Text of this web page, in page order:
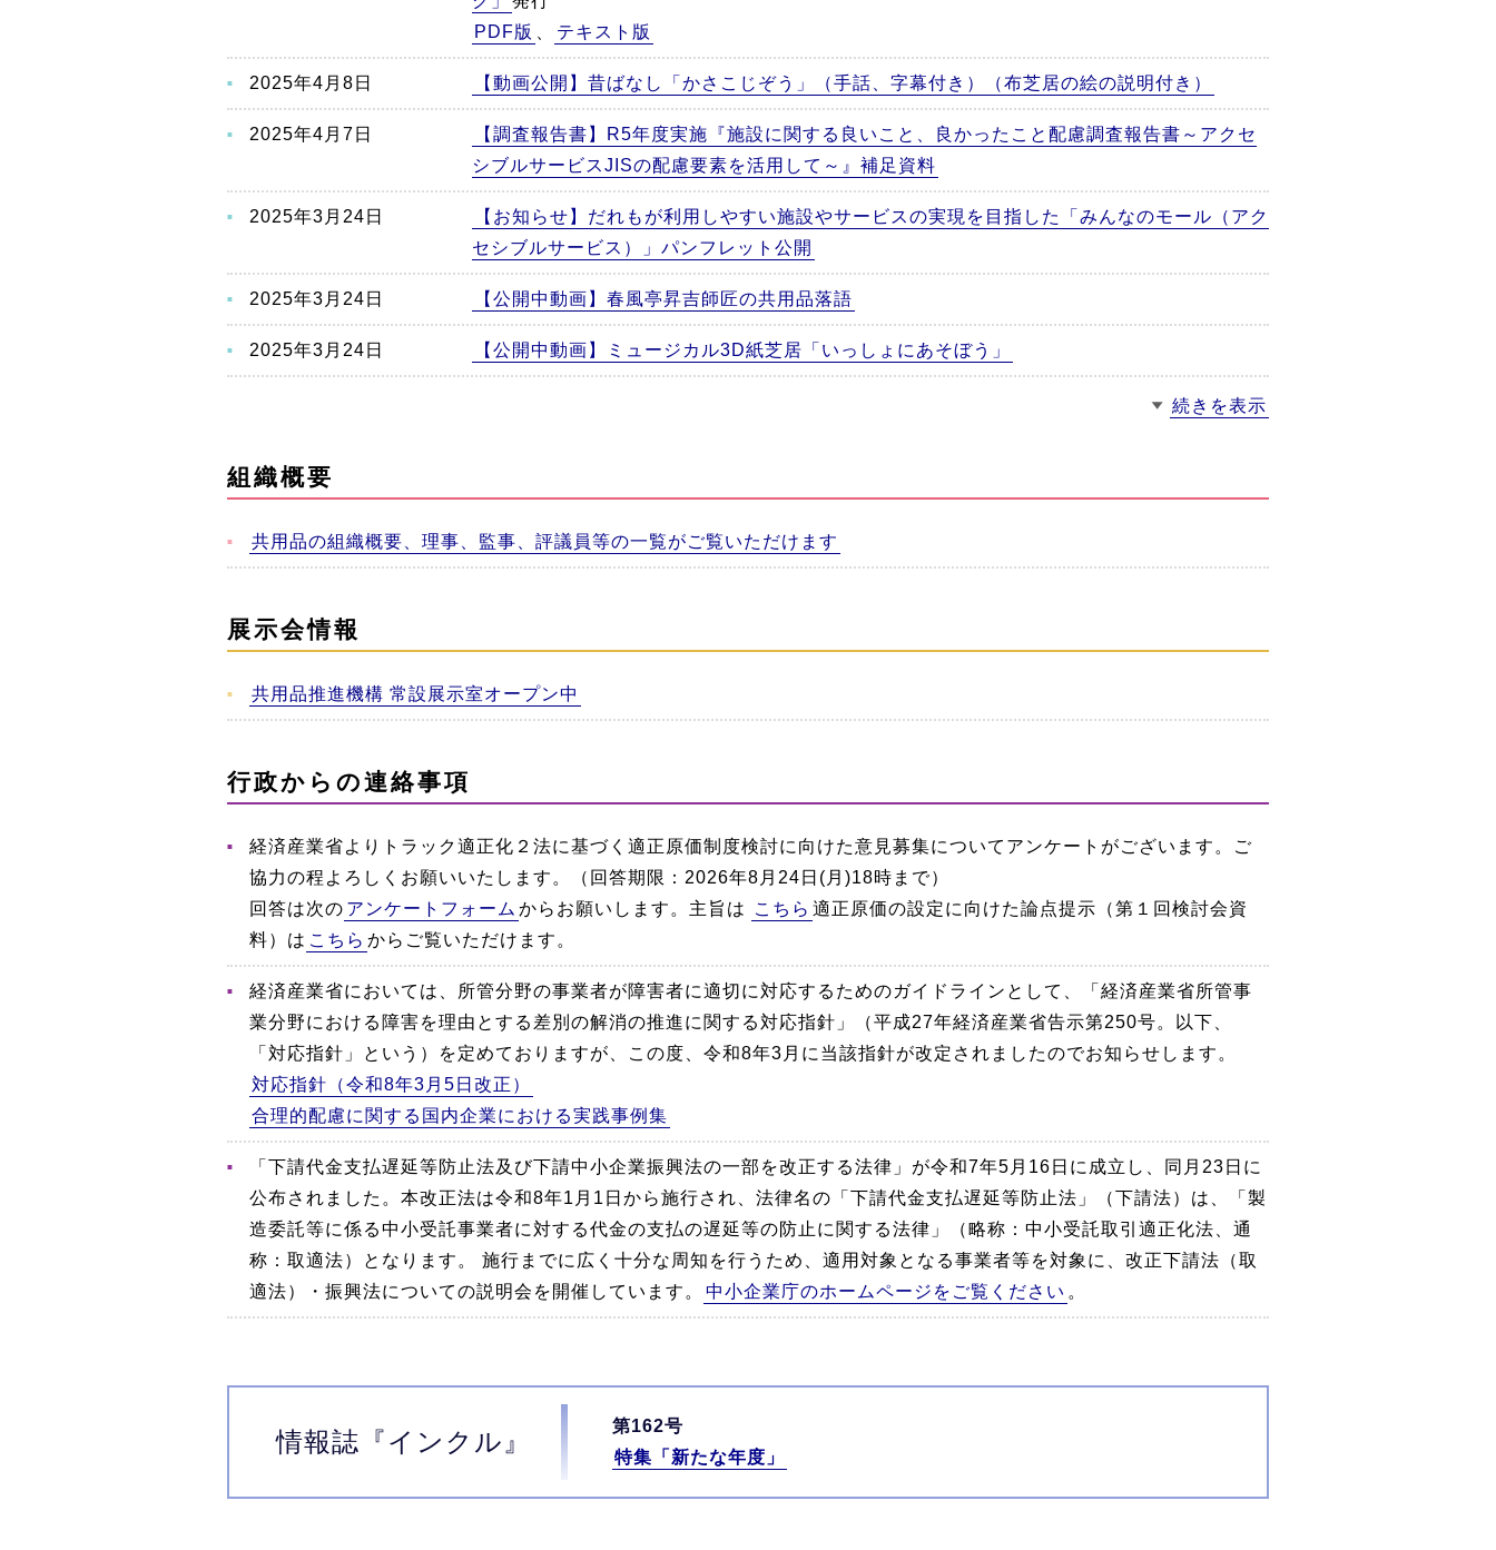
PDF版
テキスト版
2025年4月8日 【動画公開】昔ばなし「かさこじぞう」（手話、字幕付き）（布芝居の絵の説明付き）
2025年4月7日
【調査報告書】R5年度実施『施設に関する良いこと、良かったこと配慮調査報告書～アクセ
シブルサービスJISの配慮要素を活用して～』補足資料
2025年3月24日
【お知らせ】だれもが利用しやすい施設やサービスの実現を目指した「みんなのモール（アク
セシブルサービス）」パンフレット公開
2025年3月24日 【公開中動画】春風亭昇吉師匠の共用品落語
2025年3月24日 【公開中動画】ミュージカル3D紙芝居「いっしょにあそぼう」
続きを表示
組織概要
共用品の組織概要、理事、監事、評議員等の一覧がご覧いただけます
展示会情報
共用品推進機構 常設展示室オープン中
行政からの連絡事項
経済産業省よりトラック適正化２法に基づく適正原価制度検討に向けた意見募集についてアンケートがございます。ご
協力の程よろしくお願いいたします。（回答期限：2026年8月24日(月)18時まで）
回答は次の アンケートフォーム からお願いします。主旨は こちら 適正原価の設定に向けた論点提示（第１回検討会資
料）は こちら からご覧いただけます。
経済産業省においては、所管分野の事業者が障害者に適切に対応するためのガイドラインとして、「経済産業省所管事
業分野における障害を理由とする差別の解消の推進に関する対応指針」（平成27年経済産業省告示第250号。以下、
「対応指針」という）を定めておりますが、この度、令和8年3月に当該指針が改定されましたのでお知らせします。
対応指針（令和8年3月5日改正）
合理的配慮に関する国内企業における実践事例集
「下請代金支払遅延等防止法及び下請中小企業振興法の一部を改正する法律」が令和7年5月16日に成立し、同月23日に
公布されました。本改正法は令和8年1月1日から施行され、法律名の「下請代金支払遅延等防止法」（下請法）は、「製
造委託等に係る中小受託事業者に対する代金の支払の遅延等の防止に関する法律」（略称：中小受託取引適正化法、通
称：取適法）となります。 施行までに広く十分な周知を行うため、適用対象となる事業者等を対象に、改正下請法（取
適法）・振興法についての説明会を開催しています。
中小企業庁のホームページをご覧ください 。
情報誌 『インクル』
第162号
特集「新たな年度」